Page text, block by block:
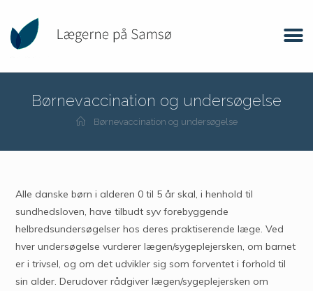
Børnevaccination og undersøgelse
Børnevaccination og undersøgelse
Alle danske børn i alderen 0 til 5 år skal, i henhold til
sundhedsloven, have tilbudt syv forebyggende
helbredsundersøgelser hos deres praktiserende læge. Ved
hver undersøgelse vurderer lægen/sygeplejersken, om barnet
er i trivsel, og om det udvikler sig som forventet i forhold til
sin alder. Derudover rådgiver lægen/sygeplejersken om